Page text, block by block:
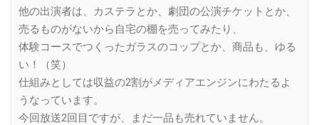
他の出演者は、カステラとか、劇団の公演チケットとか、
売るものがないから自宅の棚を売ってみたり、
体験コースでつくったガラスのコップとか、商品も、ゆる
い！（笑）
仕組みとしては収益の2割がメディアエンジンにわたるよ
うなっています。
今回放送2回目ですが、まだ一品も売れていません。